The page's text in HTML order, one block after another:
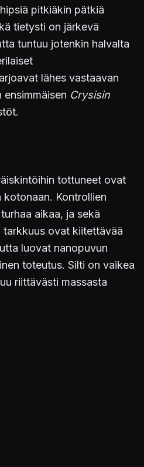
pitkiäkin pätkiä
tietysti on järkevä
tuntuu jotenkin halvalta
lähes vastaavan
Crysisin
tottuneet ovat
kotonaan. Kontrollien
aikaa, ja sekä
tarkkuus ovat kiitettävää
luovat nanopuvun
toteutus. Silti on vaikea
riittävästi massasta